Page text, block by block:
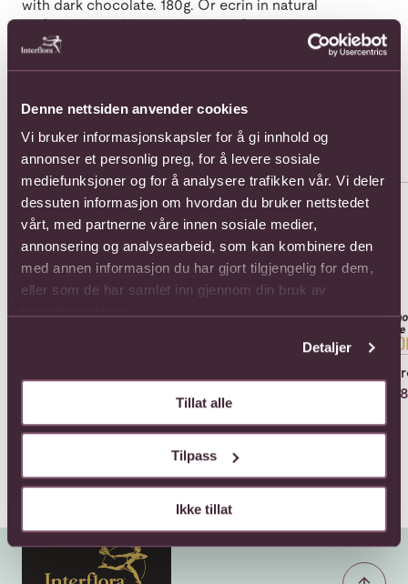
Denne nettsiden anvender cookies
Vi bruker informasjonskapsler for å gi innhold og
annonser et personlig preg, for å levere sosiale
mediefunksjoner og for å analysere trafikken vår. Vi deler
dessuten informasjon om hvordan du bruker nettstedet
vårt, med partnerne våre innen sosiale medier,
annonsering og analysearbeid, som kan kombinere den
med annen informasjon du har gjort tilgjengelig for dem,
eller som de har samlet inn gjennom din bruk av
Detaljer
Tillat alle
Tilpass
Ikke tillat
with dark chocolate. 180g. Or ecrin in natural
kraft and hot gilding with a duo of coated
almonds: dark and milk chocolate, 180g. Made
Populære buketter i Frankrike
Se mer om 12 roses long stemmedSe mer om 12 roses medium
stemmed
770,-